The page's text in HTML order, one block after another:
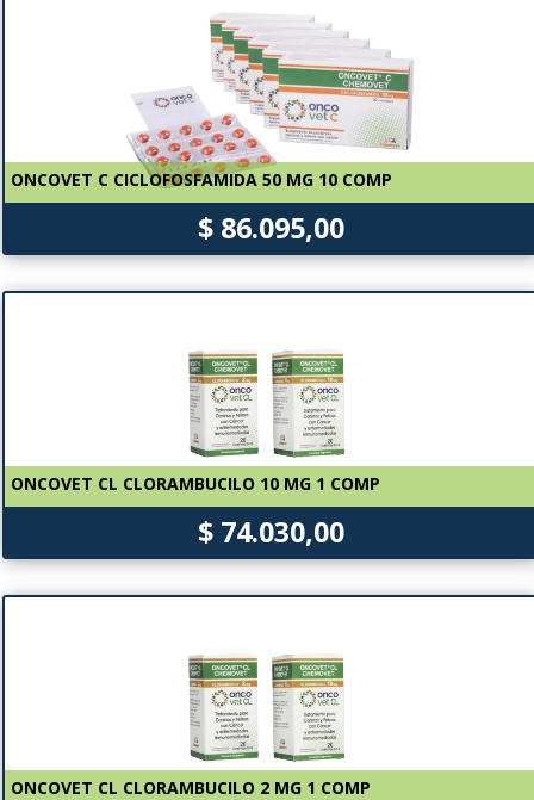
ONCOVET C CICLOFOSFAMIDA 50 MG 10 COMP
$ 86.095,00
ONCOVET CL CLORAMBUCILO 10 MG 1 COMP
$ 74.030,00
ONCOVET CL CLORAMBUCILO 2 MG 1 COMP